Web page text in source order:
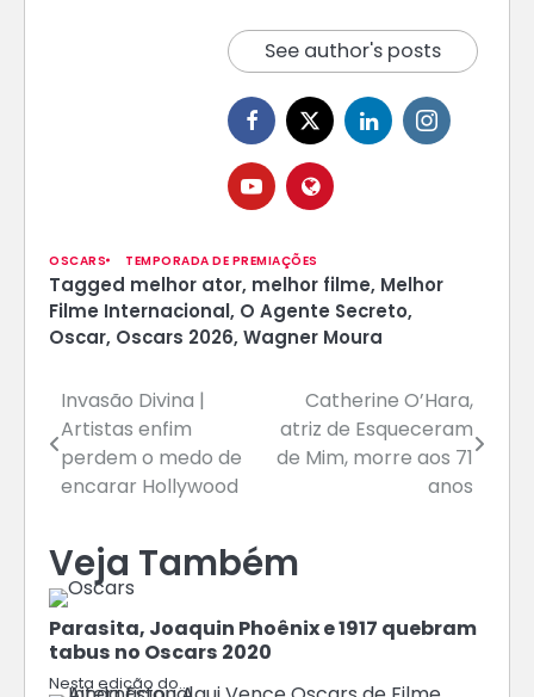
See author's posts
OSCARS TEMPORADA DE PREMIAÇÕES
Tagged melhor ator, melhor filme, Melhor
Filme Internacional, O Agente Secreto,
Oscar, Oscars 2026, Wagner Moura
Navegação
de
Post
Invasão Divina |
Artistas enfim
perdem o medo de
encarar Hollywood
Catherine O’Hara,
atriz de Esqueceram
de Mim, morre aos 71
anos
Veja Também
Parasita, Joaquin Phoênix e 1917 quebram
tabus no Oscars 2020
Nesta edição do…